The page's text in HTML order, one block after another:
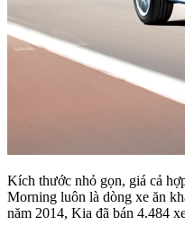
Kích thước nhỏ gọn, giá cả
Morning luôn là dòng xe ăn
năm 2014, Kia đã bán 4.484